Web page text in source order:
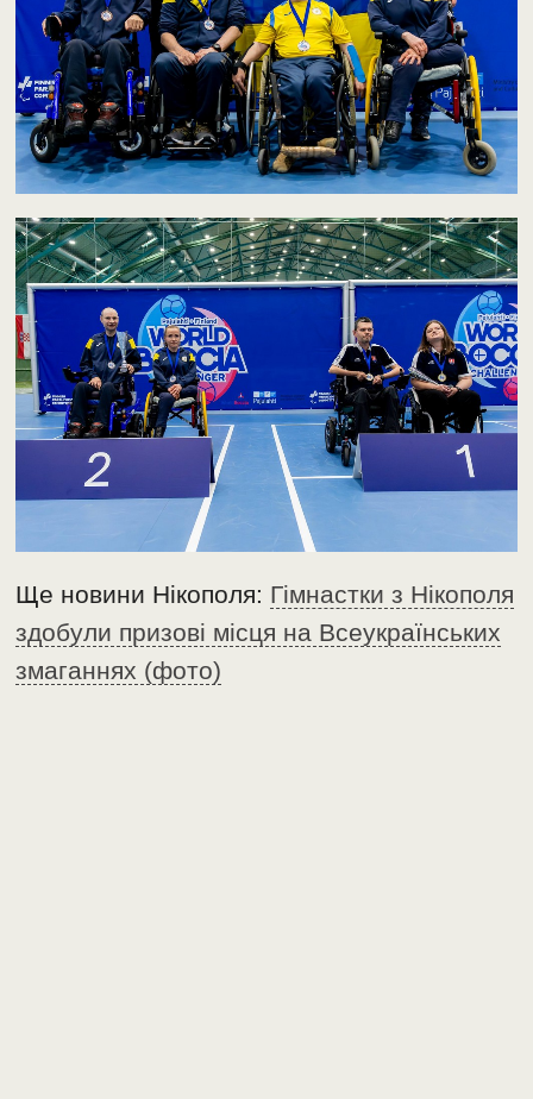
Ще новини Нікополя: Гімнастки з Нікополя
здобули призові місця на Всеукраїнських
змаганнях (фото)